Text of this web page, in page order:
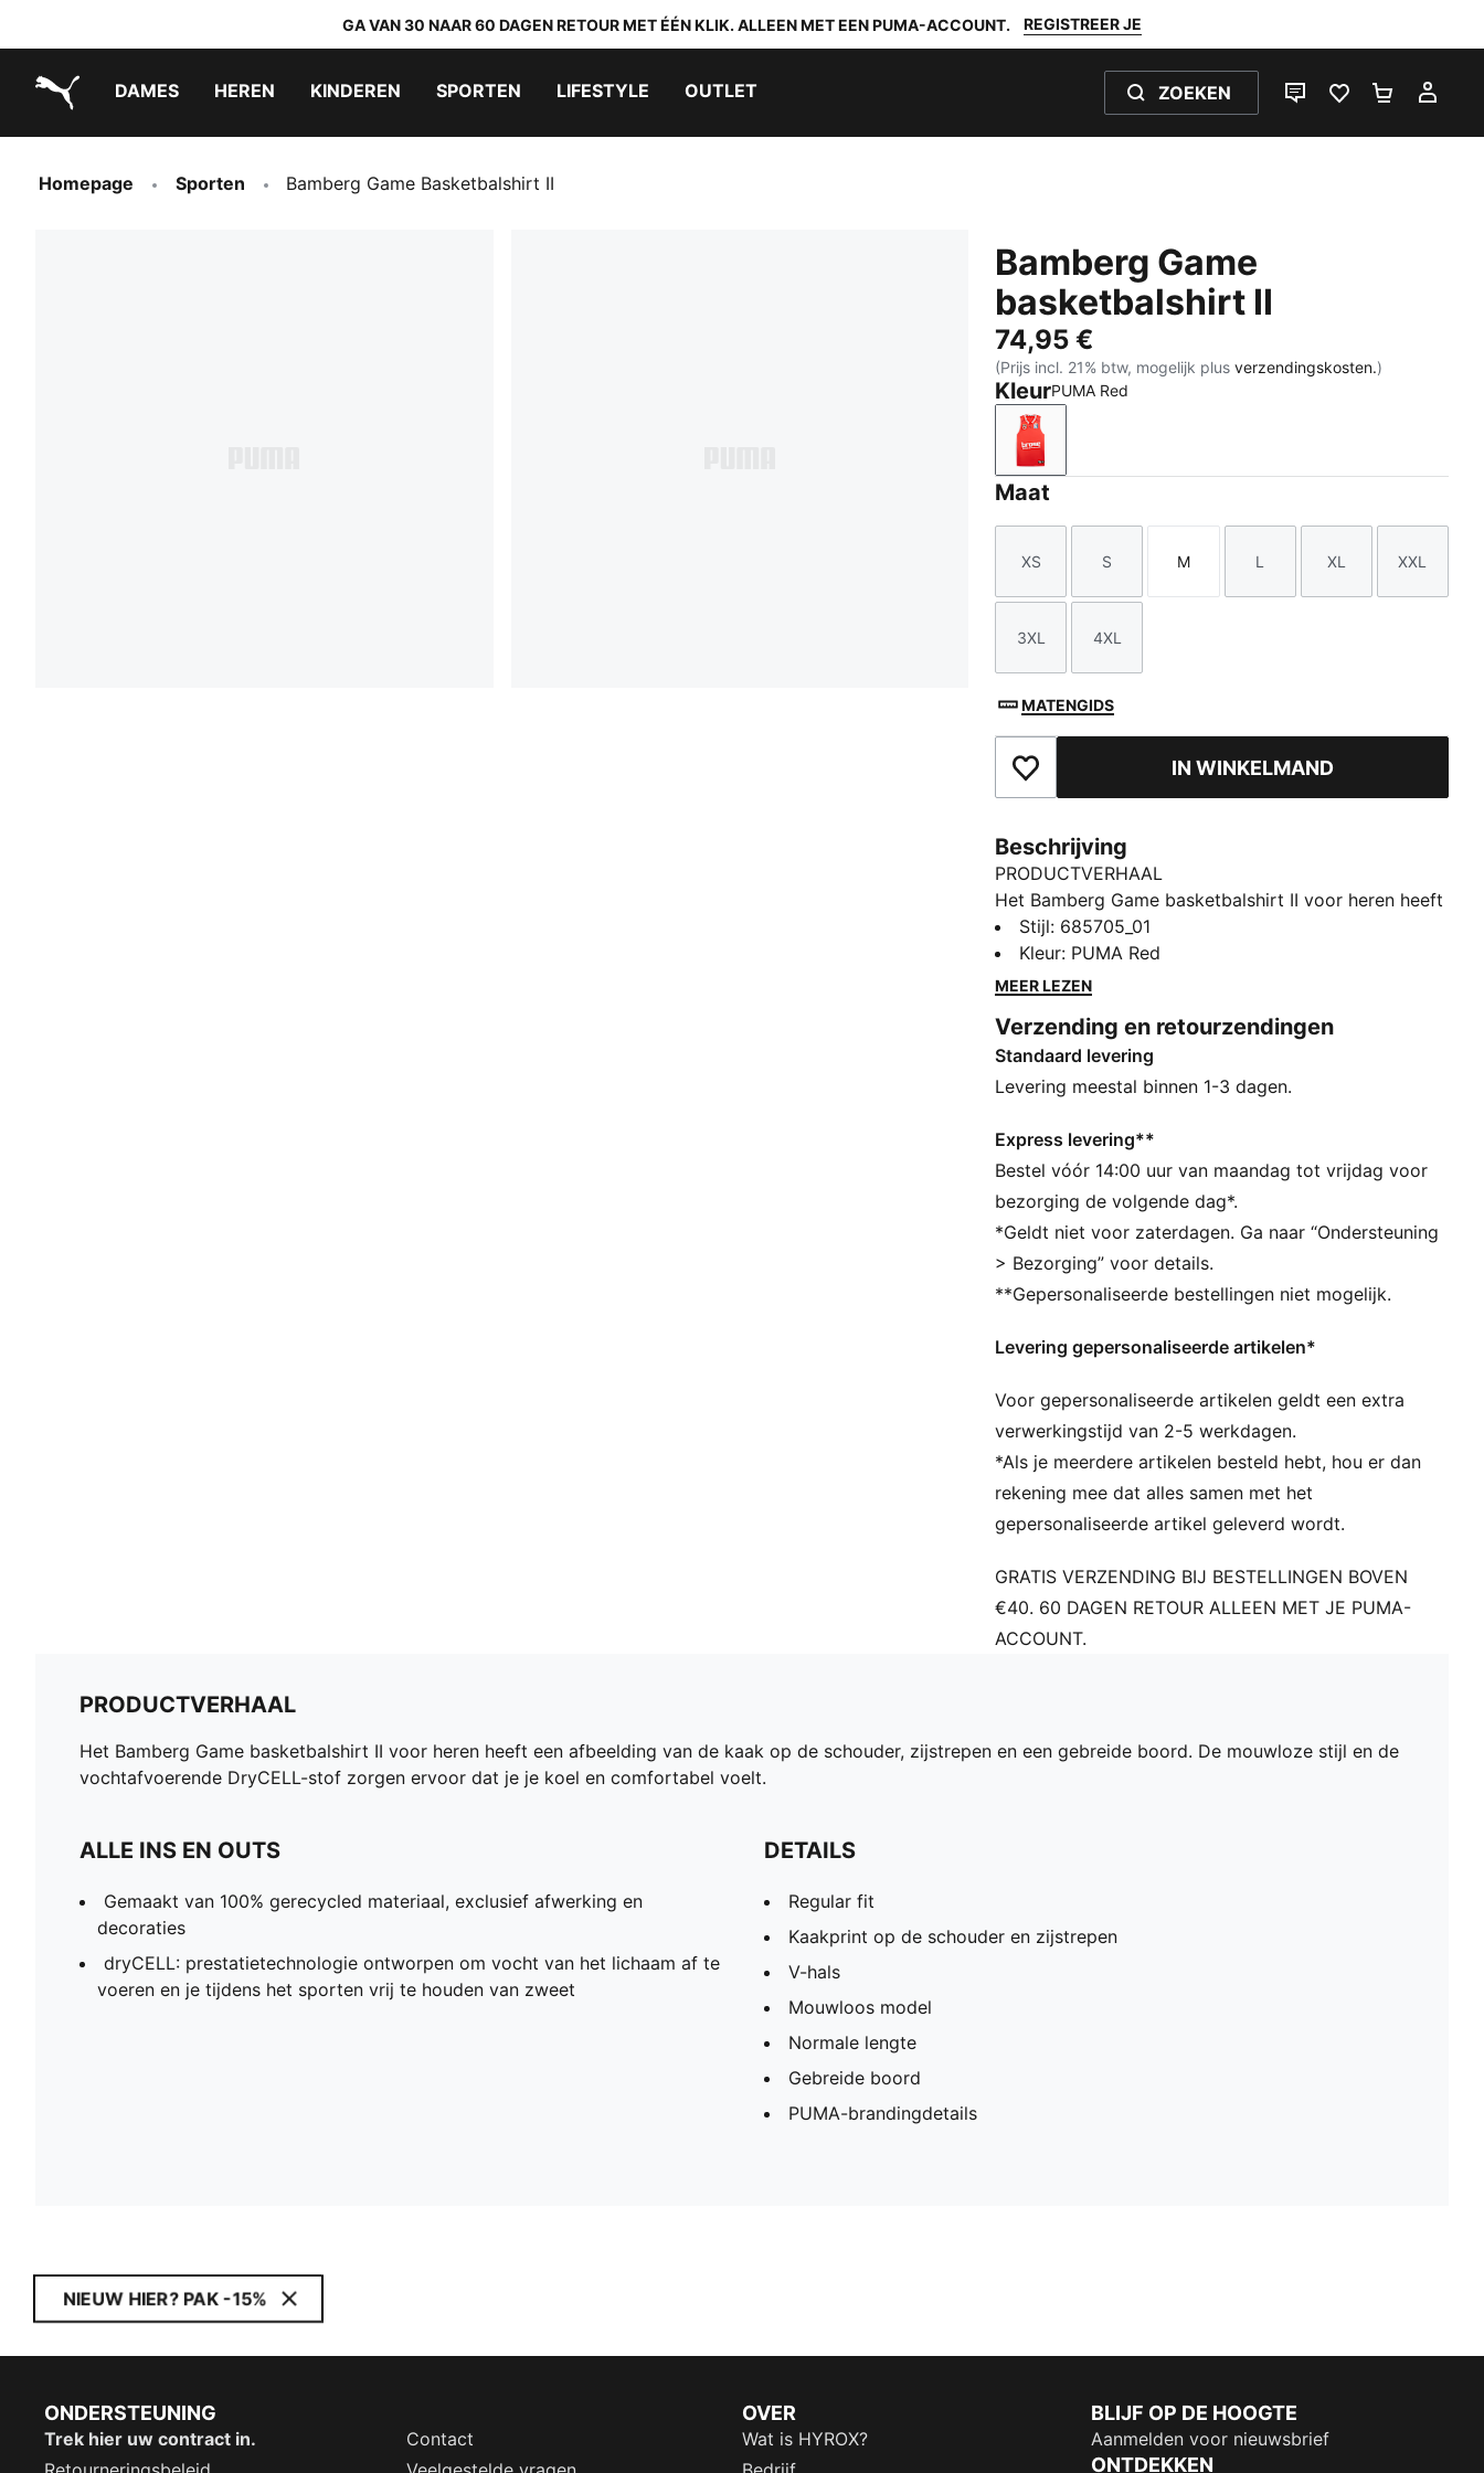
GA VAN 30 NAAR 60 DAGEN RETOUR MET ÉÉN KLIK. ALLEEN MET EEN PUMA-ACCOUNT. REGISTREER JE
DAMES HEREN KINDEREN SPORTEN LIFESTYLE OUTLET ZOEKEN
LIVE CHATFAVORIETEN 0
Homepage Sporten Bamberg Game Basketbalshirt II
Bamberg Game
basketbalshirt II
74,95 €
(Prijs incl. 21% btw, mogelijk plusverzendingskosten.)
KleurPUMA Red
PUMA Red
Maat
Maat
XS
Maat
S
Maat
M
Maat
L
Maat
XL
Maat
XXL
Maat
3XL
Maat
4XL
MATENGIDS
Toegevoegd aan favorietenIN WINKELMAND
Beschrijving
PRODUCTVERHAAL
Het Bamberg Game basketbalshirt II voor heren heeft
een afbeelding van de kaak op de schouder,
zijstrepen en een gebreide boord. De mouwloze stijl
en de vochtafvoerende DryCELL-stof zorgen ervoor
ALLE INS EN OUTS
Gemaakt van 100% gerecycled materiaal, exclusief
afwerking en decoraties
van het lichaam af te voeren en je tijdens het sporten
vrij te houden van zweet
DETAILS
Regular fit
Kaakprint op de schouder en zijstrepen
V-hals
Mouwloos model
Gebreide boord
Stijl: 685705_01
Kleur: PUMA Red
MEER LEZEN
Verzending en retourzendingen
Standaard levering
Levering meestal binnen 1-3 dagen.
Express levering**
Bestel vóór 14:00 uur van maandag tot vrijdag voor
bezorging de volgende dag*.
*Geldt niet voor zaterdagen. Ga naar “Ondersteuning
> Bezorging” voor details.
**Gepersonaliseerde bestellingen niet mogelijk.
Levering gepersonaliseerde artikelen*
Voor gepersonaliseerde artikelen geldt een extra
verwerkingstijd van 2-5 werkdagen.
*Als je meerdere artikelen besteld hebt, hou er dan
rekening mee dat alles samen met het
gepersonaliseerde artikel geleverd wordt.
GRATIS VERZENDING BIJ BESTELLINGEN BOVEN
€40. 60 DAGEN RETOUR ALLEEN MET JE PUMA-
ACCOUNT.
PRODUCTVERHAAL
Het Bamberg Game basketbalshirt II voor heren heeft een afbeelding van de kaak op de schouder, zijstrepen en een gebreide boord. De mouwloze stijl en de
vochtafvoerende DryCELL-stof zorgen ervoor dat je je koel en comfortabel voelt.
ALLE INS EN OUTS
Gemaakt van 100% gerecycled materiaal, exclusief afwerking en
decoraties
dryCELL: prestatietechnologie ontworpen om vocht van het lichaam af te
voeren en je tijdens het sporten vrij te houden van zweet
DETAILS
Regular fit
Kaakprint op de schouder en zijstrepen
V-hals
Mouwloos model
Normale lengte
Gebreide boord
PUMA-brandingdetails
NIEUW HIER? PAK -15%
ONDERSTEUNING
Trek hier uw contract in.
Contact
OVER
Wat is HYROX?
BLIJF OP DE HOOGTE
Aanmelden voor nieuwsbrief
ONTDEKKEN